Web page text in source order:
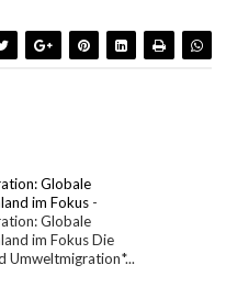
Globale
im Fokus -
Globale
im Fokus Die
Umweltmigration*...